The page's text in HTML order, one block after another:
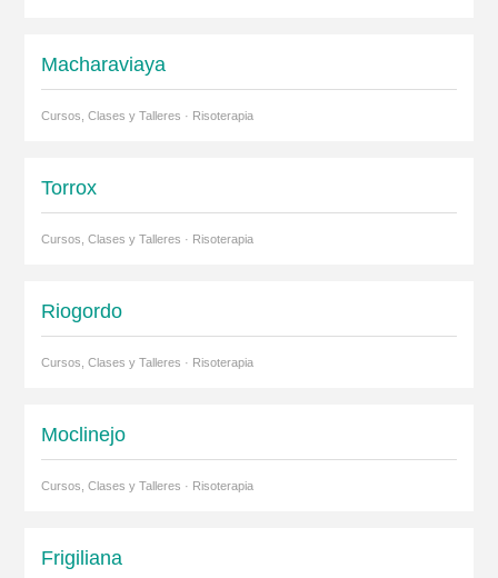
Macharaviaya
Cursos, Clases y Talleres · Risoterapia
Torrox
Cursos, Clases y Talleres · Risoterapia
Riogordo
Cursos, Clases y Talleres · Risoterapia
Moclinejo
Cursos, Clases y Talleres · Risoterapia
Frigiliana